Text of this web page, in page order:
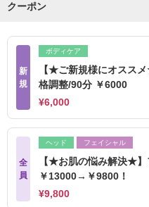
クーポン
新
規
ボディケア
【★ご新規様にオスス
格調整/90分 ￥6000
¥6,000
全
員
ヘッド フェイシャル
【★お肌の悩み解決★
￥13000→￥9800！
¥9,800